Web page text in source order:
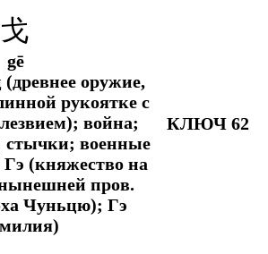
戈
gē
оружие,
рукоятке с
война;
стычки; военные
Гэ (княжество на
пров.
Чуньцю); Гэ
КЛЮЧ 62